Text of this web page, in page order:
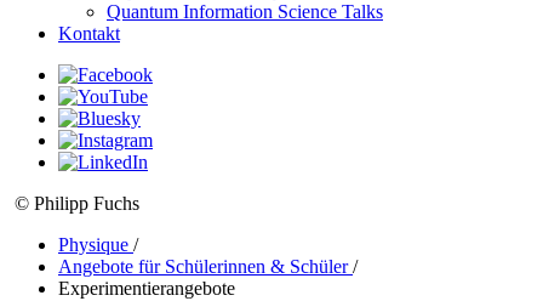
Quantum Information Science Talks
Kontakt
© Philipp Fuchs
Physique /
Angebote für Schülerinnen & Schüler/
Experimentierangebote